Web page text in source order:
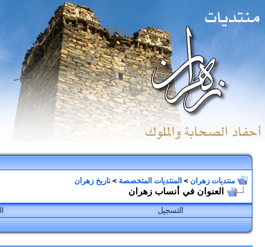
منتديات زهران > المنتديات المتخصصة >تاريخ زهران
العنوان في أنساب زهران
التسجيل